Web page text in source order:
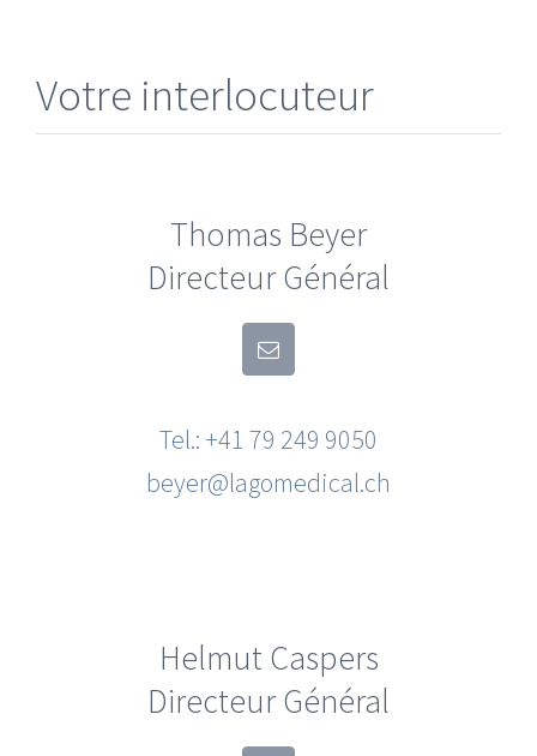
Votre interlocuteur
Thomas Beyer
Directeur Général
Tel.: +41 79 249 9050
beyer@lagomedical.ch
Helmut Caspers
Directeur Général